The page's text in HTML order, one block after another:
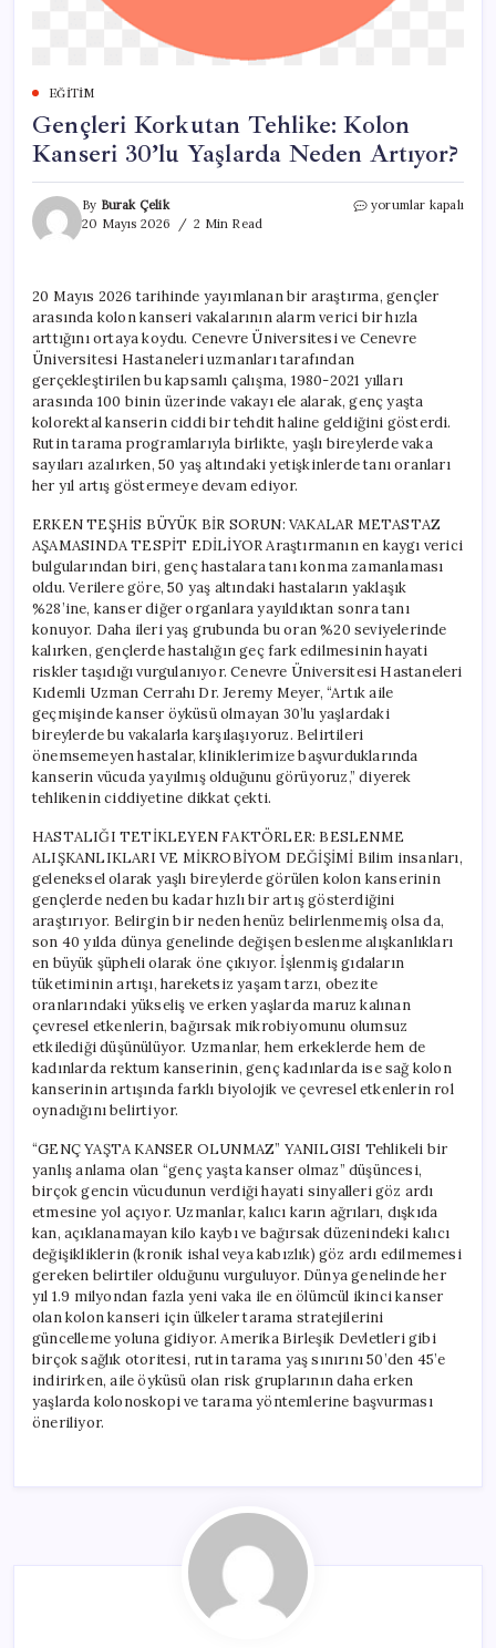
EĞITIM
Gençleri Korkutan Tehlike: Kolon
Kanseri 30’lu Yaşlarda Neden Artıyor?
By Burak Çelik
20 Mayıs 2026
2 Min Read
Gençleri
30’lu
Yaşlarda
Neden
için
yorumlar kapalı
20 Mayıs 2026 tarihinde yayımlanan bir araştırma, gençler
arasında kolon kanseri vakalarının alarm verici bir hızla
arttığını ortaya koydu. Cenevre Üniversitesi ve Cenevre
Üniversitesi Hastaneleri uzmanları tarafından
gerçekleştirilen bu kapsamlı çalışma, 1980-2021 yılları
arasında 100 binin üzerinde vakayı ele alarak, genç yaşta
kolorektal kanserin ciddi bir tehdit haline geldiğini gösterdi.
Rutin tarama programlarıyla birlikte, yaşlı bireylerde vaka
sayıları azalırken, 50 yaş altındaki yetişkinlerde tanı oranları
her yıl artış göstermeye devam ediyor.
ERKEN TEŞHİS BÜYÜK BİR SORUN: VAKALAR METASTAZ
AŞAMASINDA TESPİT EDİLİYOR Araştırmanın en kaygı verici
bulgularından biri, genç hastalara tanı konma zamanlaması
oldu. Verilere göre, 50 yaş altındaki hastaların yaklaşık
%28’ine, kanser diğer organlara yayıldıktan sonra tanı
konuyor. Daha ileri yaş grubunda bu oran %20 seviyelerinde
kalırken, gençlerde hastalığın geç fark edilmesinin hayati
riskler taşıdığı vurgulanıyor. Cenevre Üniversitesi Hastaneleri
Kıdemli Uzman Cerrahı Dr. Jeremy Meyer, “Artık aile
geçmişinde kanser öyküsü olmayan 30’lu yaşlardaki
bireylerde bu vakalarla karşılaşıyoruz. Belirtileri
önemsemeyen hastalar, kliniklerimize başvurduklarında
kanserin vücuda yayılmış olduğunu görüyoruz,” diyerek
tehlikenin ciddiyetine dikkat çekti.
HASTALIĞI TETİKLEYEN FAKTÖRLER: BESLENME
ALIŞKANLIKLARI VE MİKROBİYOM DEĞİŞİMİ Bilim insanları,
geleneksel olarak yaşlı bireylerde görülen kolon kanserinin
gençlerde neden bu kadar hızlı bir artış gösterdiğini
araştırıyor. Belirgin bir neden henüz belirlenmemiş olsa da,
son 40 yılda dünya genelinde değişen beslenme alışkanlıkları
en büyük şüpheli olarak öne çıkıyor. İşlenmiş gıdaların
tüketiminin artışı, hareketsiz yaşam tarzı, obezite
oranlarındaki yükseliş ve erken yaşlarda maruz kalınan
çevresel etkenlerin, bağırsak mikrobiyomunu olumsuz
etkilediği düşünülüyor. Uzmanlar, hem erkeklerde hem de
kadınlarda rektum kanserinin, genç kadınlarda ise sağ kolon
kanserinin artışında farklı biyolojik ve çevresel etkenlerin rol
oynadığını belirtiyor.
“GENÇ YAŞTA KANSER OLUNMAZ” YANILGISI Tehlikeli bir
yanlış anlama olan “genç yaşta kanser olmaz” düşüncesi,
birçok gencin vücudunun verdiği hayati sinyalleri göz ardı
etmesine yol açıyor. Uzmanlar, kalıcı karın ağrıları, dışkıda
kan, açıklanamayan kilo kaybı ve bağırsak düzenindeki kalıcı
değişikliklerin (kronik ishal veya kabızlık) göz ardı edilmemesi
gereken belirtiler olduğunu vurguluyor. Dünya genelinde her
yıl 1.9 milyondan fazla yeni vaka ile en ölümcül ikinci kanser
olan kolon kanseri için ülkeler tarama stratejilerini
güncelleme yoluna gidiyor. Amerika Birleşik Devletleri gibi
birçok sağlık otoritesi, rutin tarama yaş sınırını 50’den 45’e
indirirken, aile öyküsü olan risk gruplarının daha erken
yaşlarda kolonoskopi ve tarama yöntemlerine başvurması
öneriliyor.